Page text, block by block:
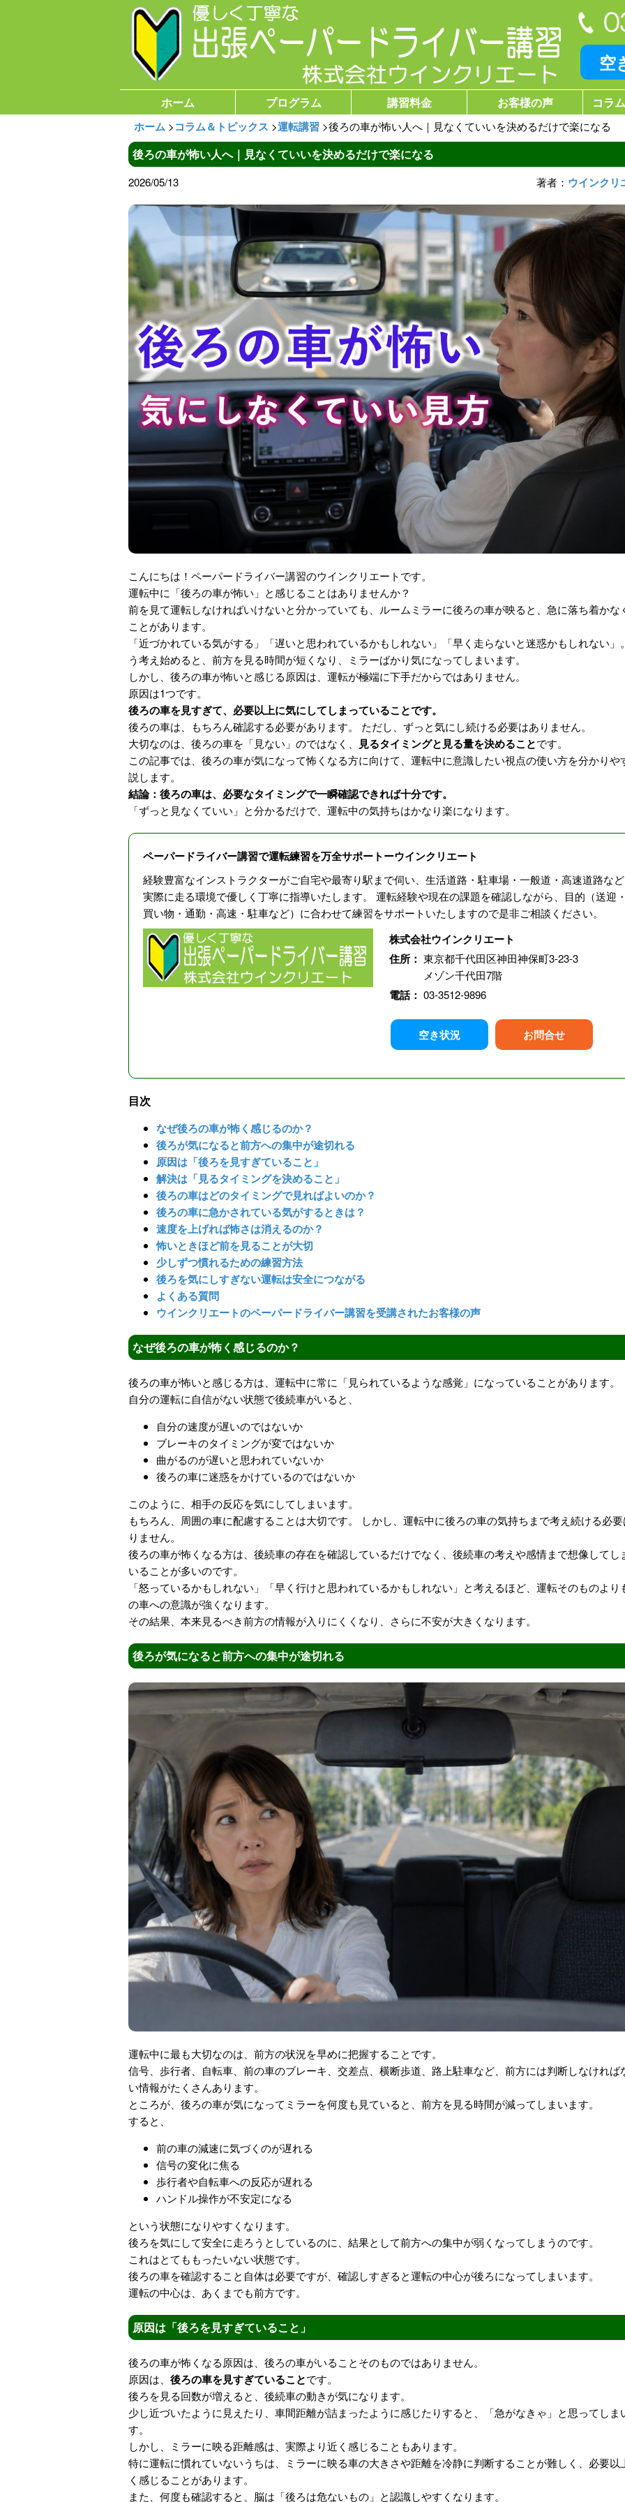
空
ホーム プログラム 講習料金 お客様の声 コラ
ホーム >コラム＆トピックス >運転講習 >後ろの車が怖い人へ｜見なくていいを決めるだけで楽になる
後ろの車が怖い人へ｜見なくていいを決めるだけで楽になる
2026/05/13 著者： ウインクリ
こんにちは！ペーパードライバー講習のウインクリエートです。
運転中に「後ろの車が怖い」と感じることはありませんか？
前を見て運転しなければいけないと分かっていても、ルームミラーに後ろの車が映ると、急に落ち着かな
ことがあります。
「近づかれている気がする」「遅いと思われているかもしれない」「早く走らないと迷惑かもしれない」
う考え始めると、前方を見る時間が短くなり、ミラーばかり気になってしまいます。
しかし、後ろの車が怖いと感じる原因は、運転が極端に下手だからではありません。
原因は1つです。
後ろの車を見すぎて、必要以上に気にしてしまっていることです。
後ろの車は、もちろん確認する必要があります。 ただし、ずっと気にし続ける必要はありません。
大切なのは、後ろの車を「見ない」のではなく、 見るタイミングと見る量を決めることです。
この記事では、後ろの車が気になって怖くなる方に向けて、運転中に意識したい視点の使い方を分かりや
説します。
結論：後ろの車は、必要なタイミングで一瞬確認できれば十分です。
「ずっと見なくていい」と分かるだけで、運転中の気持ちはかなり楽になります。
ペーパードライバー講習で運転練習を万全サポートーウインクリエート
経験豊富なインストラクターがご自宅や最寄り駅まで伺い、生活道路・駐車場・一般道・高速道路など
実際に走る環境で優しく丁寧に指導いたします。 運転経験や現在の課題を確認しながら、目的（送迎
買い物・通勤・高速・駐車など）に合わせて練習をサポートいたしますので是非ご相談ください。
株式会社ウインクリエート
住所： 東京都千代田区神田神保町3-23-3
メゾン千代田7階
電話： 03-3512-9896
空き状況 お問合せ
目次
なぜ後ろの車が怖く感じるのか？
後ろが気になると前方への集中が途切れる
原因は「後ろを見すぎていること」
解決は「見るタイミングを決めること」
後ろの車はどのタイミングで見ればよいのか？
後ろの車に急かされている気がするときは？
速度を上げれば怖さは消えるのか？
怖いときほど前を見ることが大切
少しずつ慣れるための練習方法
後ろを気にしすぎない運転は安全につながる
よくある質問
ウインクリエートのペーパードライバー講習を受講されたお客様の声
なぜ後ろの車が怖く感じるのか？
後ろの車が怖いと感じる方は、運転中に常に「見られているような感覚」になっていることがあります。
自分の運転に自信がない状態で後続車がいると、
自分の速度が遅いのではないか
ブレーキのタイミングが変ではないか
曲がるのが遅いと思われていないか
後ろの車に迷惑をかけているのではないか
このように、相手の反応を気にしてしまいます。
もちろん、周囲の車に配慮することは大切です。 しかし、運転中に後ろの車の気持ちまで考え続ける必
りません。
後ろの車が怖くなる方は、後続車の存在を確認しているだけでなく、後続車の考えや感情まで想像してし
いることが多いのです。
「怒っているかもしれない」「早く行けと思われているかもしれない」と考えるほど、運転そのものより
の車への意識が強くなります。
その結果、本来見るべき前方の情報が入りにくくなり、さらに不安が大きくなります。
後ろが気になると前方への集中が途切れる
運転中に最も大切なのは、前方の状況を早めに把握することです。
信号、歩行者、自転車、前の車のブレーキ、交差点、横断歩道、路上駐車など、前方には判断しなければ
い情報がたくさんあります。
ところが、後ろの車が気になってミラーを何度も見ていると、前方を見る時間が減ってしまいます。
すると、
前の車の減速に気づくのが遅れる
信号の変化に焦る
歩行者や自転車への反応が遅れる
ハンドル操作が不安定になる
という状態になりやすくなります。
後ろを気にして安全に走ろうとしているのに、結果として前方への集中が弱くなってしまうのです。
これはとてももったいない状態です。
後ろの車を確認すること自体は必要ですが、確認しすぎると運転の中心が後ろになってしまいます。
運転の中心は、あくまでも前方です。
原因は「後ろを見すぎていること」
後ろの車が怖くなる原因は、後ろの車がいることそのものではありません。
原因は、 後ろの車を見すぎていることです。
後ろを見る回数が増えると、後続車の動きが気になります。
少し近づいたように見えたり、車間距離が詰まったように感じたりすると、「急がなきゃ」と思ってしま
す。
しかし、ミラーに映る距離感は、実際より近く感じることもあります。
特に運転に慣れていないうちは、ミラーに映る車の大きさや距離を冷静に判断することが難しく、必要以
く感じることがあります。
また、何度も確認すると、脳は「後ろは危ないもの」と認識しやすくなります。